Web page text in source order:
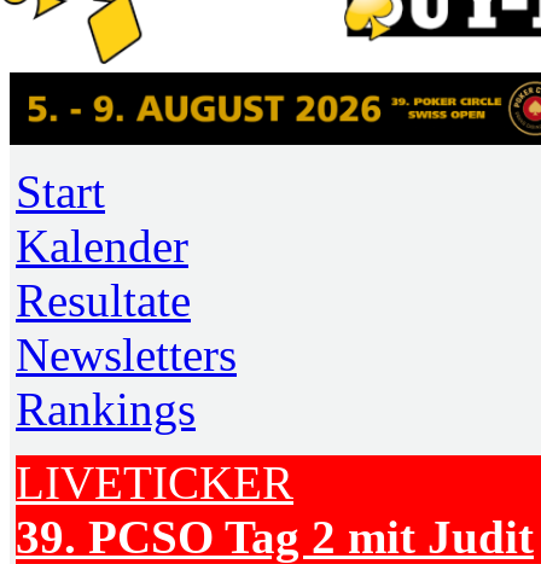
Start
Kalender
Resultate
Newsletters
Rankings
LIVETICKER
39. PCSO Tag 2 mit Judit